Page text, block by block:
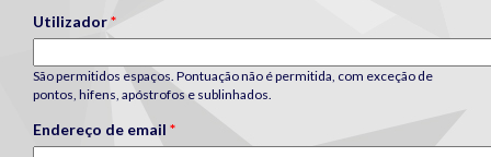
Utilizador*
São permitidos espaços. Pontuação não é permitida, com exceção de
pontos, hifens, apóstrofos e sublinhados.
Endereço de email *